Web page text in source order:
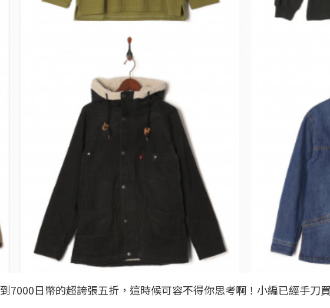
7000日幣的超誇張五折，這時候可容不得你思考啊！小編已經手刀